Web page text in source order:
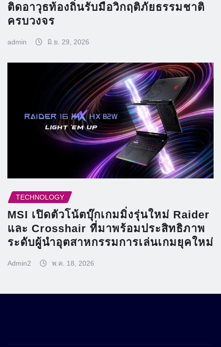
ติดอาวุธท้องถิ่นรับมือวิกฤติภัยธรรมชาติ
ครบวงจร
admin มิ.ย. 29, 2026
TECHNOLOGY
MSI เปิดตัวโน้ตบุ๊กเกมมิ่งรุ่นใหม่ Raider
และ Crosshair ที่มาพร้อมประสิทธิภาพ
ระดับผู้นำอุตสาหกรรมการเล่นเกมยุคใหม่
Admin2 พ.ค. 18, 2026